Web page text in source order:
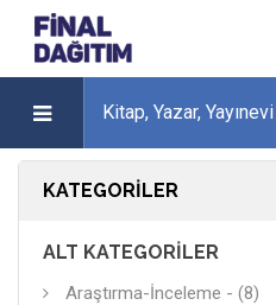
KATEGORILER
ALT KATEGORILER
Araştırma-İnceleme - (8)